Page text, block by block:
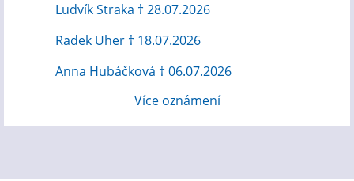
Ludvík Straka † 28.07.2026
Radek Uher † 18.07.2026
Anna Hubáčková † 06.07.2026
Více oznámení